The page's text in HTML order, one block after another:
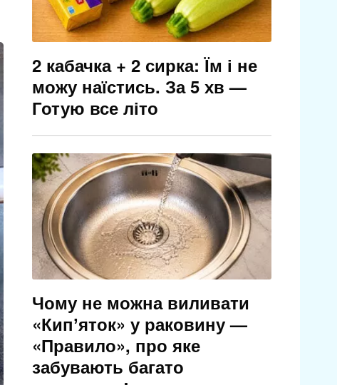
2 кабачка + 2 сирка: Їм і не
можу наїстись. За 5 хв —
Готую все літо
Чому не можна виливати
«Кипʼяток» у раковину —
«Правило», про яке
забувають багато